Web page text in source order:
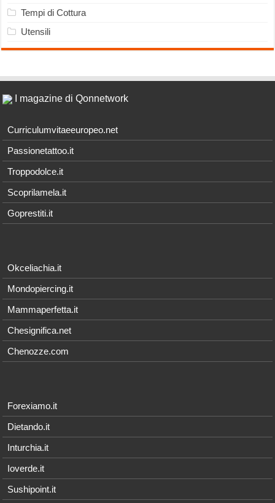
Tempi di Cottura
Utensili
I magazine di Qonnetwork
Curriculumvitaeeuropeo.net
Passionetattoo.it
Troppodolce.it
Scoprilamela.it
Goprestiti.it
Okceliachia.it
Mondopiercing.it
Mammaperfetta.it
Chesignifica.net
Chenozze.com
Forexiamo.it
Dietando.it
Inturchia.it
Ioverde.it
Sushipoint.it